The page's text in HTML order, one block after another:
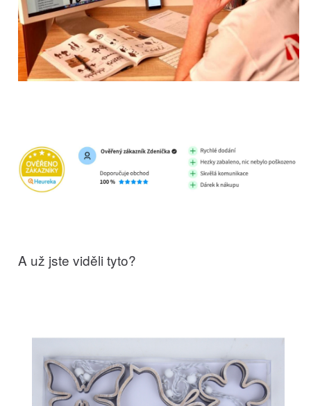
A už jste viděli tyto?